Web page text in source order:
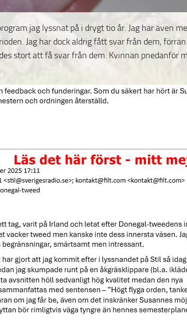
jag lyssnat på i drygt tio år. Jag har även
Jag har dock aldrig fått svar från dem,
stort att få svar från dem. Kvinnan pnedanför